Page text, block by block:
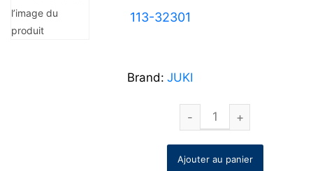
113-32301
Brand: JUKI
Ajouter au panier